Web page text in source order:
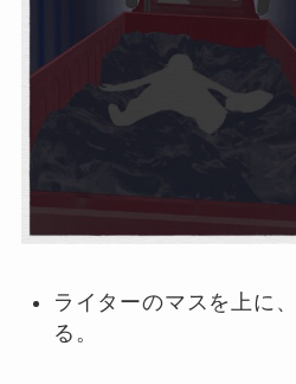
ライターのマスを上に
る。